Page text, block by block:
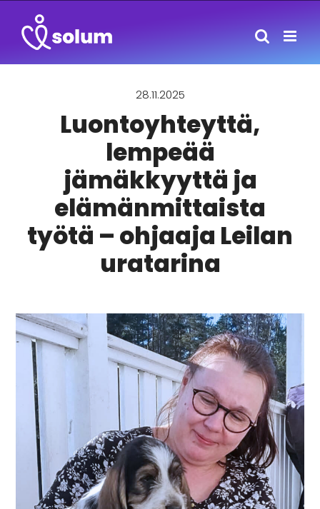
content
28.11.2025
Luontoyhteyttä,
lempeää
jämäkkyyttä ja
elämänmittaista
työtä – ohjaaja Leilan
uratarina